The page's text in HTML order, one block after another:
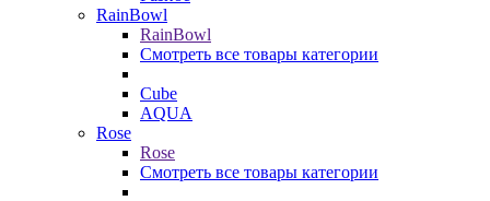
RainBowl
RainBowl
Смотреть все товары категории
Cube
AQUA
Rose
Rose
Смотреть все товары категории